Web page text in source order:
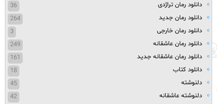
دانلود رمان تراژدی
36
دانلود رمان جدید
264
دانلود رمان خارجی
3
دانلود رمان عاشقانه
249
دانلود رمان عاشقانه جدید
161
دانلود کتاب
18
دلنوشته
45
دلنوشته عاشقانه
42